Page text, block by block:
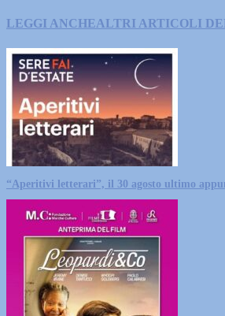
LEGGI ANCHEALTRI ARTICOLI
“Aperitivi letterari”, il 30 agosto ultimo